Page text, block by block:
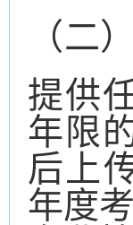
（二）
提供
年限
后上
年度